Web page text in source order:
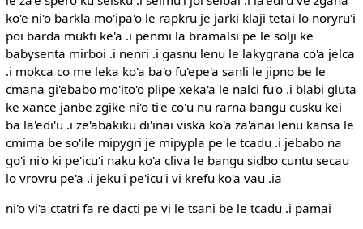
ko'e ni'o barkla mo'ipa'o le rapkru je jarki klaji tetai lo noryru'i
poi barda mukti ke'a .i penmi la bramalsi pe le solji ke
babysenta mirboi .i nenri .i gasnu lenu le lakygrana co'a jelca
.i mokca co me leka ko'a ba'o fu'epe'a sanli le jipno be le
cmana gi'ebabo mo'ito'o plipe xeka'a le nalci fu'o .i blabi gluta
ke xance janbe zgike ni'o ti'e co'u nu rarna bangu cusku kei
ba la'edi'u .i ze'abakiku di'inai viska ko'a za'anai lenu kansa le
cmima be so'ile mipygri je mipypla pe le tcadu .i jebabo na
go'i ni'o ki pe'icu'i naku ko'a cliva le bangu sidbo cuntu secau
lo vrovru pe'a .i jeku'i pe'icu'i vi krefu ko'a vau .ia
ni'o vi'a ctatri fa re dacti pe vi le tsani be le tcadu .i pamai